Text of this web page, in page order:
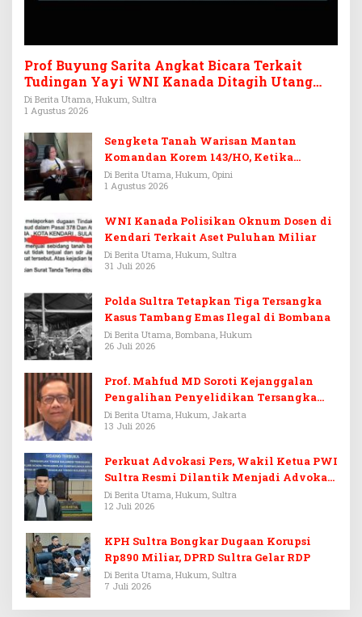
Prof Buyung Sarita Angkat Bicara Terkait
Tudingan Yayi WNI Kanada Ditagih Utang
Rp3,6 Miliar
Di Berita Utama, Hukum, Sultra
1 Agustus 2026
Sengketa Tanah Warisan Mantan
Komandan Korem 143/HO, Ketika
Warisan Menjadi Arena Pemerasan
Di Berita Utama, Hukum, Opini
1 Agustus 2026
WNI Kanada Polisikan Oknum Dosen di
Kendari Terkait Aset Puluhan Miliar
Di Berita Utama, Hukum, Sultra
31 Juli 2026
Polda Sultra Tetapkan Tiga Tersangka
Kasus Tambang Emas Ilegal di Bombana
Di Berita Utama, Bombana, Hukum
26 Juli 2026
Prof. Mahfud MD Soroti Kejanggalan
Pengalihan Penyelidikan Tersangka
Febrie Adriansyah
Di Berita Utama, Hukum, Jakarta
13 Juli 2026
Perkuat Advokasi Pers, Wakil Ketua PWI
Sultra Resmi Dilantik Menjadi Advokat
PERADI
Di Berita Utama, Hukum, Sultra
12 Juli 2026
KPH Sultra Bongkar Dugaan Korupsi
Rp890 Miliar, DPRD Sultra Gelar RDP
Di Berita Utama, Hukum, Sultra
7 Juli 2026